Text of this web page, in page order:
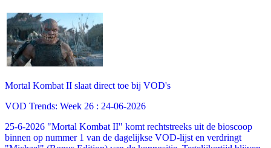
Mortal Kombat II slaat direct toe bij VOD's
VOD Trends: Week 26 : 24-06-2026
25-6-2026 "Mortal Kombat II" komt rechtstreeks uit de bioscoop
binnen op nummer 1 van de dagelijkse VOD-lijst en verdringt